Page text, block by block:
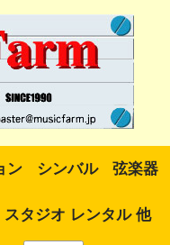
ン シンバル 弦楽器
スタジオ レンタル 他